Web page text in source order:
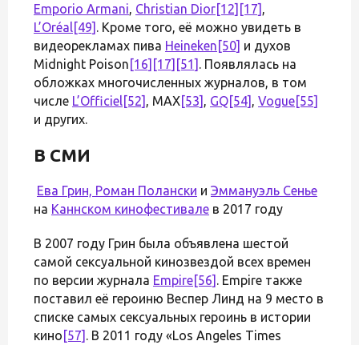
Emporio Armani, Christian Dior[12] [17] ,
L’Oréal[49] . Кроме того, её можно увидеть в
видеорекламах пива Heineken [50] и духов
Midnight Poison [16] [17] [51] . Появлялась на
обложках многочисленных журналов, в том
числе L’Officiel[52] , MAX[53] , GQ[54] , Vogue[55]
и других.
В СМИ
Ева Грин, Роман Полански и Эммануэль Сенье
на Каннском кинофестивале в 2017 году
В 2007 году Грин была объявлена шестой
самой сексуальной кинозвездой всех времен
по версии журнала Empire[56] . Empire также
поставил её героиню Веспер Линд на 9 место в
списке самых сексуальных героинь в истории
кино [57] . В 2011 году «Los Angeles Times